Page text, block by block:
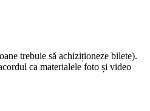
trebuie să achiziționeze bilete).
ca materialele foto și video